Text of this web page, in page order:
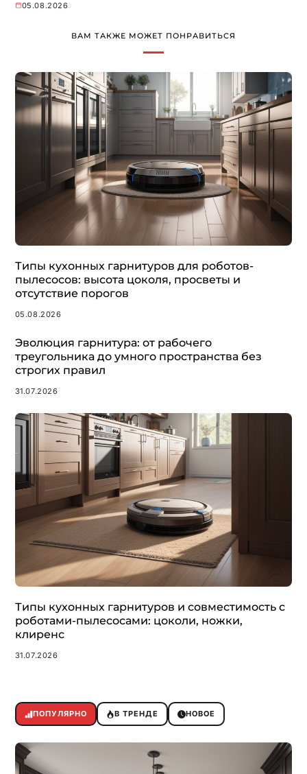
05.08.2026
ВАМ ТАКЖЕ МОЖЕТ ПОНРАВИТЬСЯ
Типы кухонных гарнитуров для роботов-
пылесосов: высота цоколя, просветы и
отсутствие порогов
05.08.2026
Эволюция гарнитура: от рабочего
треугольника до умного пространства без
строгих правил
31.07.2026
Типы кухонных гарнитуров и совместимость с
роботами-пылесосами: цоколи, ножки,
клиренс
31.07.2026
ПОПУЛЯРНО В ТРЕНДЕ НОВОЕ